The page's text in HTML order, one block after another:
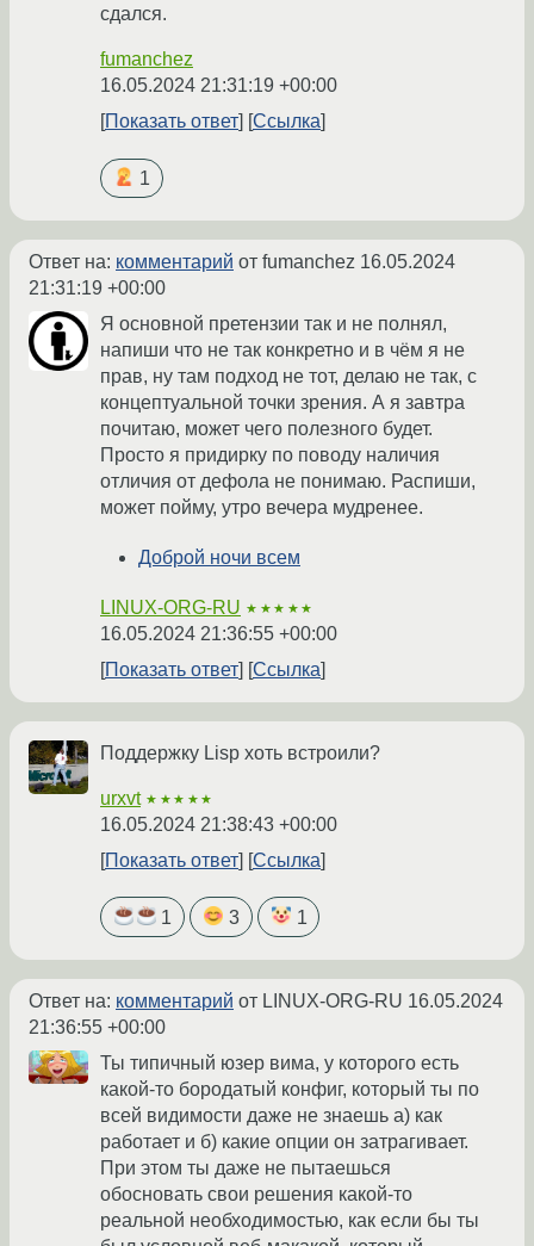
сдался.
fumanchez
16.05.2024 21:31:19 +00:00
Показать ответ
Ссылка
1
Ответ на: комментарий от fumanchez 16.05.2024
21:31:19 +00:00
Я основной претензии так и не полнял,
напиши что не так конкретно и в чём я не
прав, ну там подход не тот, делаю не так, с
концептуальной точки зрения. А я завтра
почитаю, может чего полезного будет.
Просто я придирку по поводу наличия
отличия от дефола не понимаю. Распиши,
может пойму, утро вечера мудренее.
Доброй ночи всем
LINUX-ORG-RU ★★★★★
16.05.2024 21:36:55 +00:00
Показать ответ
Ссылка
Поддержку Lisp хоть встроили?
urxvt ★★★★★
16.05.2024 21:38:43 +00:00
Показать ответ
Ссылка
1 3 1
Ответ на: комментарий от LINUX-ORG-RU 16.05.2024
21:36:55 +00:00
Ты типичный юзер вима, у которого есть
какой-то бородатый конфиг, который ты по
всей видимости даже не знаешь а) как
работает и б) какие опции он затрагивает.
При этом ты даже не пытаешься
обосновать свои решения какой-то
реальной необходимостью, как если бы ты